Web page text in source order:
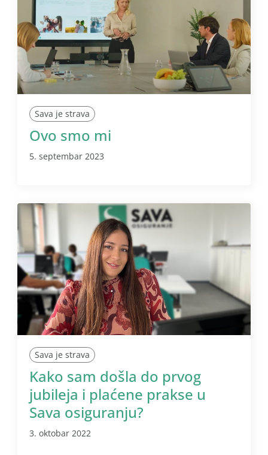
Sava je strava
Ovo smo mi
5. septembar 2023
Sava je strava
Kako sam došla do prvog
jubileja i plaćene prakse u
Sava osiguranju?
3. oktobar 2022